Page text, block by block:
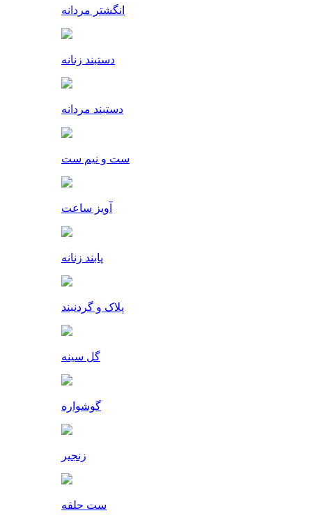
انگشتر مردانه
دستبند زنانه
دستبند مردانه
ست و نیم ست
آویز ساعت
پابند زنانه
پلاک و گردنبند
گل سینه
گوشواره
زنجیر
ست حلقه